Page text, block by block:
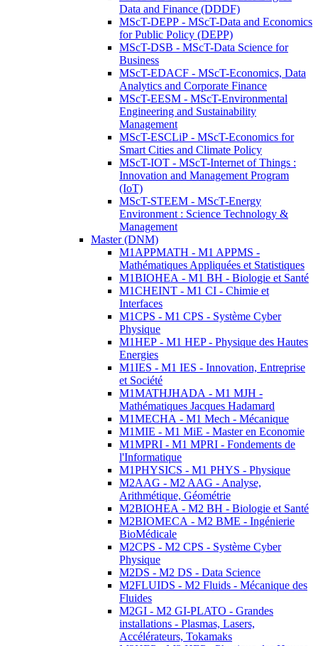
Data and Finance (DDDF)
MScT-DEPP - MScT-Data and Economics
for Public Policy (DEPP)
MScT-DSB - MScT-Data Science for
Business
MScT-EDACF - MScT-Economics, Data
Analytics and Corporate Finance
MScT-EESM - MScT-Environmental
Engineering and Sustainability
Management
MScT-ESCLiP - MScT-Economics for
Smart Cities and Climate Policy
MScT-IOT - MScT-Internet of Things :
Innovation and Management Program
(IoT)
MScT-STEEM - MScT-Energy
Environment : Science Technology &
Management
Master (DNM)
M1APPMATH - M1 APPMS -
Mathématiques Appliquées et Statistiques
M1BIOHEA - M1 BH - Biologie et Santé
M1CHEINT - M1 CI - Chimie et
Interfaces
M1CPS - M1 CPS - Système Cyber
Physique
M1HEP - M1 HEP - Physique des Hautes
Energies
M1IES - M1 IES - Innovation, Entreprise
et Société
M1MATHJHADA - M1 MJH -
Mathématiques Jacques Hadamard
M1MECHA - M1 Mech - Mécanique
M1MIE - M1 MiE - Master en Economie
M1MPRI - M1 MPRI - Fondements de
l'Informatique
M1PHYSICS - M1 PHYS - Physique
M2AAG - M2 AAG - Analyse,
Arithmétique, Géométrie
M2BIOHEA - M2 BH - Biologie et Santé
M2BIOMECA - M2 BME - Ingénierie
BioMédicale
M2CPS - M2 CPS - Système Cyber
Physique
M2DS - M2 DS - Data Science
M2FLUIDS - M2 Fluids - Mécanique des
Fluides
M2GI - M2 GI-PLATO - Grandes
installations - Plasmas, Lasers,
Accélérateurs, Tokamaks